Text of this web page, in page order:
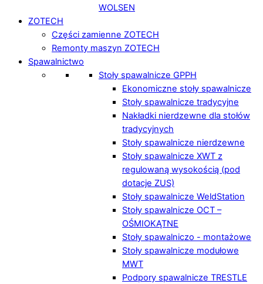
WOLSEN
ZOTECH
Części zamienne ZOTECH
Remonty maszyn ZOTECH
Spawalnictwo
Stoły spawalnicze GPPH
Ekonomiczne stoły spawalnicze
Stoły spawalnicze tradycyjne
Nakładki nierdzewne dla stołów
tradycyjnych
Stoły spawalnicze nierdzewne
Stoły spawalnicze XWT z
regulowaną wysokością (pod
dotacje ZUS)
Stoły spawalnicze WeldStation
Stoły spawalnicze OCT –
OŚMIOKĄTNE
Stoły spawalniczo - montażowe
Stoły spawalnicze modułowe
MWT
Podpory spawalnicze TRESTLE